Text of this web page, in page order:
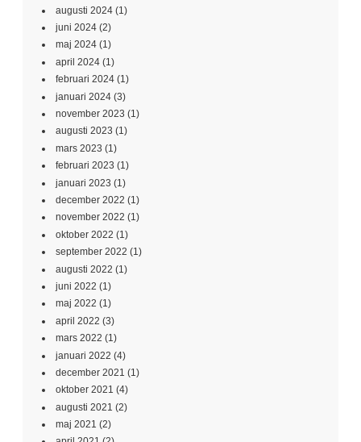
augusti 2024 (1)
juni 2024 (2)
maj 2024 (1)
april 2024 (1)
februari 2024 (1)
januari 2024 (3)
november 2023 (1)
augusti 2023 (1)
mars 2023 (1)
februari 2023 (1)
januari 2023 (1)
december 2022 (1)
november 2022 (1)
oktober 2022 (1)
september 2022 (1)
augusti 2022 (1)
juni 2022 (1)
maj 2022 (1)
april 2022 (3)
mars 2022 (1)
januari 2022 (4)
december 2021 (1)
oktober 2021 (4)
augusti 2021 (2)
maj 2021 (2)